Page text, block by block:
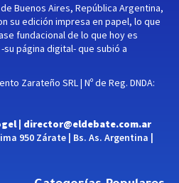
Buenos Aires, República Argentina,
su edición impresa en papel, lo que
fundacional de lo que hoy es
su página digital- que subió a
Zarateño SRL | Nº de Reg. DNDA:
| director@eldebate.com.ar
950 Zárate | Bs. As. Argentina |